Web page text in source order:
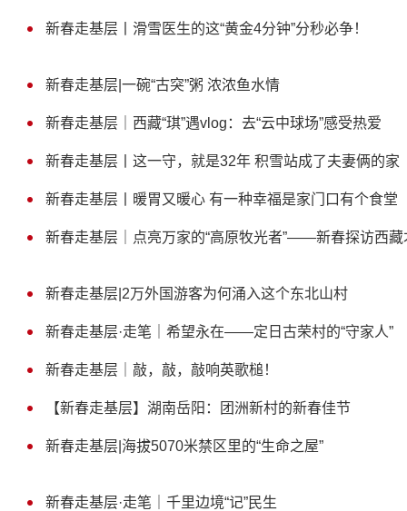
新春走基层丨滑雪医生的这“黄金4分钟”分秒必争！
新春走基层|一碗“古突”粥 浓浓鱼水情
新春走基层｜西藏“琪”遇vlog：去“云中球场”感受热爱
新春走基层丨这一守，就是32年 积雪站成了夫妻俩的家
新春走基层丨暖胃又暖心 有一种幸福是家门口有个食堂
新春走基层｜点亮万家的“高原牧光者”——新春探访西藏
新春走基层|2万外国游客为何涌入这个东北山村
新春走基层·走笔｜希望永在——定日古荣村的“守家人”
新春走基层｜敲，敲，敲响英歌槌！
【新春走基层】湖南岳阳：团洲新村的新春佳节
新春走基层|海拔5070米禁区里的“生命之屋”
新春走基层·走笔｜千里边境“记”民生